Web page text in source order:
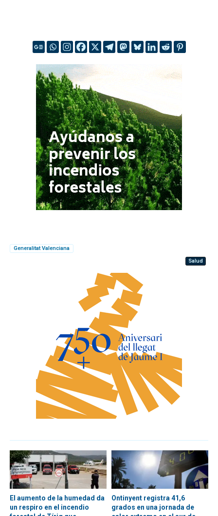
Generalitat Valenciana
Salud
El aumento de la humedad da
un respiro en el incendio
Ontinyent registra 41,6
grados en una jornada de